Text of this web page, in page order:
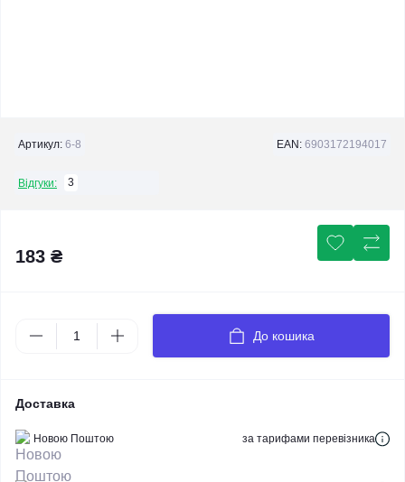
Артикул: 6-8 EAN: 6903172194017
Відгуки: 3
183 ₴
До кошика
Доставка
Новою Поштою за тарифами перевізника